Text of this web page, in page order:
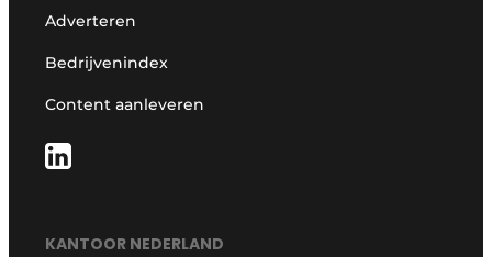
Adverteren
Bedrijvenindex
Content aanleveren
KANTOOR NEDERLAND